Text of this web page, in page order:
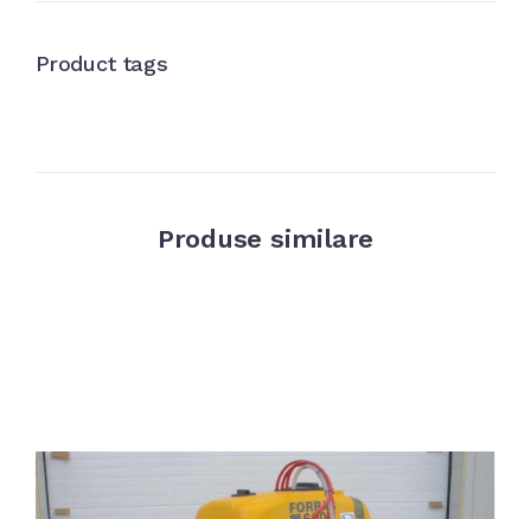
Product tags
Produse similare